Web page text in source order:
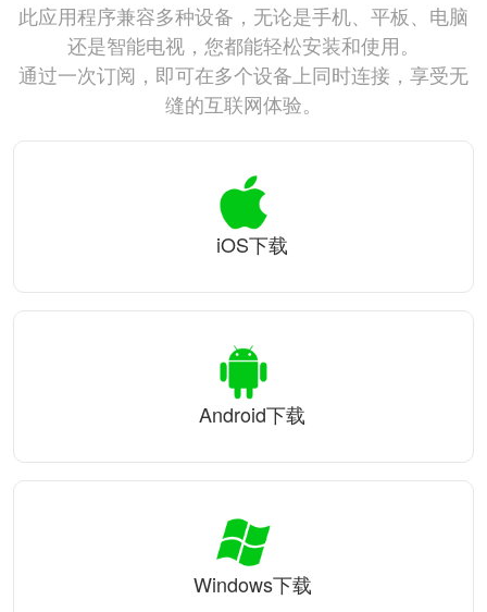
此应用程序兼容多种设备，无论是手机、平板、电脑
还是智能电视，您都能轻松安装和使用。
通过一次订阅，即可在多个设备上同时连接，享受无
缝的互联网体验。
iOS下载
Android下载
Windows下载